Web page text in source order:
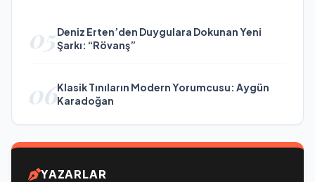
05Deniz Erten’den Duygulara Dokunan Yeni
Şarkı: “Rövanş”
06Klasik Tınıların Modern Yorumcusu: Aygün
Karadoğan
YAZARLAR